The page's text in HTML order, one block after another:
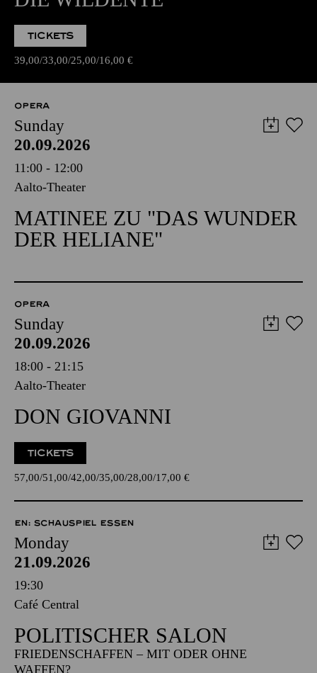
TICKETS
39,00 33,00 25,00 16,00 €
OPERA
Sunday
20.09.2026
11:00 - 12:00
Aalto-Theater
MATINEE ZU "DAS WUNDER
DER HELIANE"
OPERA
Sunday
20.09.2026
18:00 - 21:15
Aalto-Theater
DON GIOVANNI
TICKETS
57,00 51,00 42,00 35,00 28,00 17,00 €
EN: SCHAUSPIEL ESSEN
Monday
21.09.2026
19:30
Café Central
POLITISCHER SALON
FRIEDENSCHAFFEN – MIT ODER OHNE
WAFFEN?